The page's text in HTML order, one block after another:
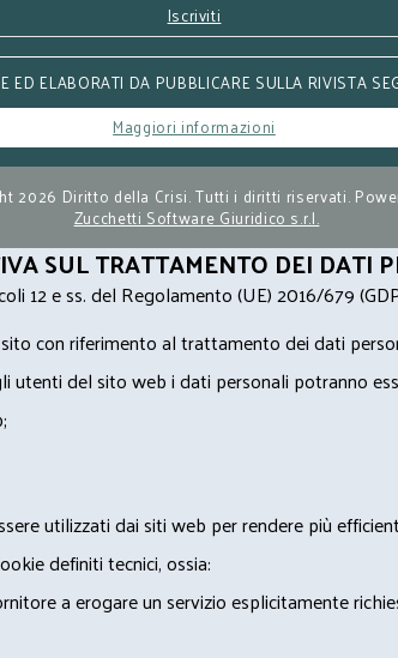
Iscriviti
ED ELABORATI DA PUBBLICARE SULLA RIVISTA
Maggiori informazioni
2026 Diritto della Crisi. Tutti i diritti riservati.
Zucchetti Software Giuridico s.r.l.
SUL TRATTAMENTO DEI DATI
12 e ss. del Regolamento (UE) 2016/679
con riferimento al trattamento dei dati
utenti del sito web i dati personali potranno
utilizzati dai siti web per rendere più
definiti tecnici, ossia:
a erogare un servizio esplicitamente